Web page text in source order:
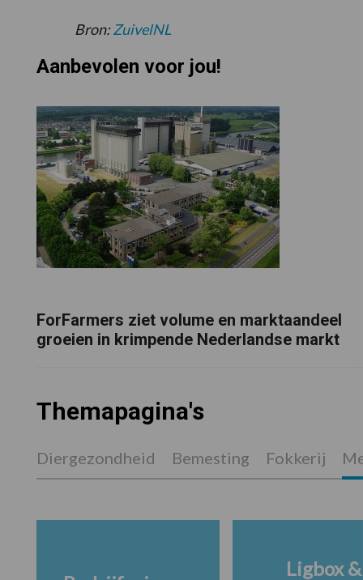
Bron:ZuivelNL
Aanbevolen voor jou!
ForFarmers ziet volume en marktaandeel
groeien in krimpende Nederlandse markt
Themapagina's
Diergezondheid Bemesting Fokkerij
Ligbox &